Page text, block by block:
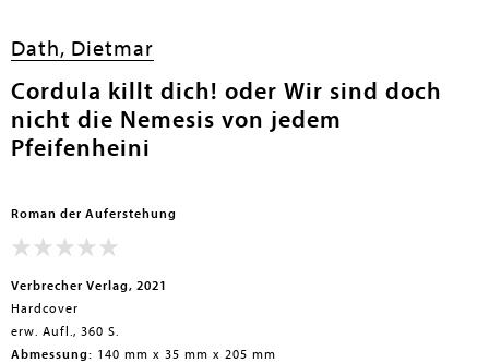
Dath, Dietmar
Cordula killt dich! oder Wir sind doch
nicht die Nemesis von jedem
Pfeifenheini
Roman der Auferstehung
Verbrecher Verlag, 2021
Hardcover
erw. Aufl., 360 S.
Abmessung: 140 mm x 35 mm x 205 mm